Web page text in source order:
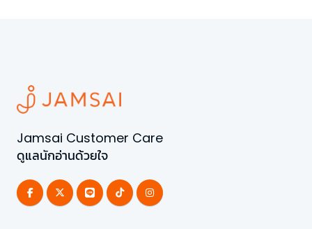
Jamsai Customer Care
ดูแลนักอ่านด้วยใจ